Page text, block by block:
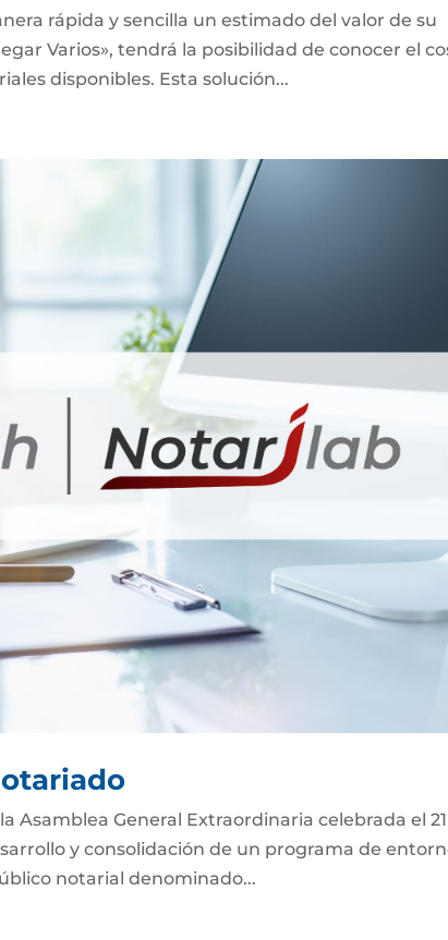
rápida y sencilla un estimado del valor de su
Varios», tendrá la posibilidad de conocer el
disponibles. Esta solución...
Asamblea General Extraordinaria celebrada el
y consolidación de un programa de
notarial denominado...